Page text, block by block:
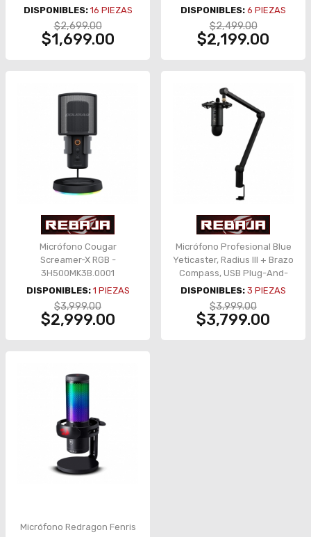
DISPONIBLES: 16 PIEZAS
$2,699.00
$1,699.00
RGB LIGHTSYNC, Color
Negro - 988-000568
DISPONIBLES: 6 PIEZAS
$2,499.00
$2,199.00
Micrófono Cougar
Screamer-X RGB -
3H500MK3B.0001
DISPONIBLES: 1 PIEZAS
$3,999.00
$2,999.00
Micrófono Profesional Blue
Yeticaster, Radius III + Brazo
Compass, USB Plug-And-
Play – 988-000107
DISPONIBLES: 3 PIEZAS
$3,999.00
$3,799.00
Micrófono Redragon Fenris